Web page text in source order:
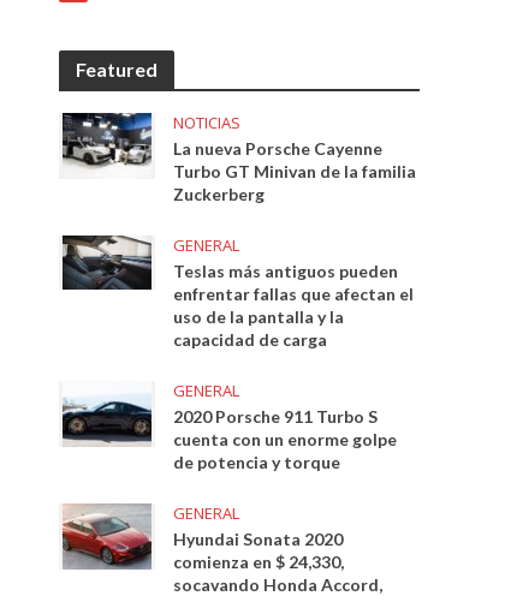
Featured
NOTICIAS
La nueva Porsche Cayenne
Turbo GT Minivan de la familia
Zuckerberg
GENERAL
Teslas más antiguos pueden
enfrentar fallas que afectan el
uso de la pantalla y la
capacidad de carga
GENERAL
2020 Porsche 911 Turbo S
cuenta con un enorme golpe
de potencia y torque
GENERAL
Hyundai Sonata 2020
comienza en $ 24,330,
socavando Honda Accord,